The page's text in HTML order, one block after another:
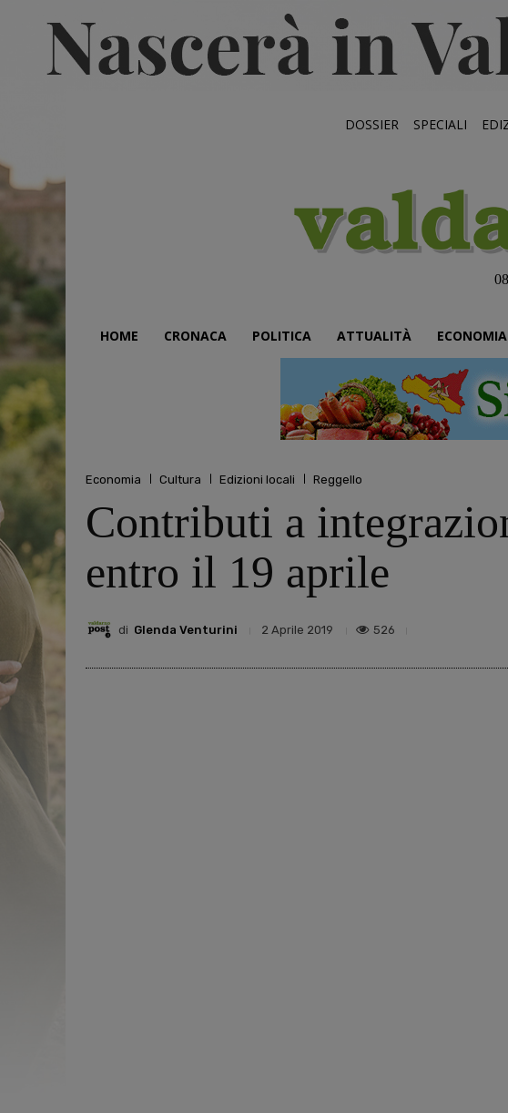
DOSSIER SPECIALI
HOME CRONACA POLITICA ATTUALITÀ ECONOMIA
Economia Cultura Edizioni locali Reggello
Contributi a
entro il 19 aprile
di Glenda Venturini 2 Aprile 2019 526